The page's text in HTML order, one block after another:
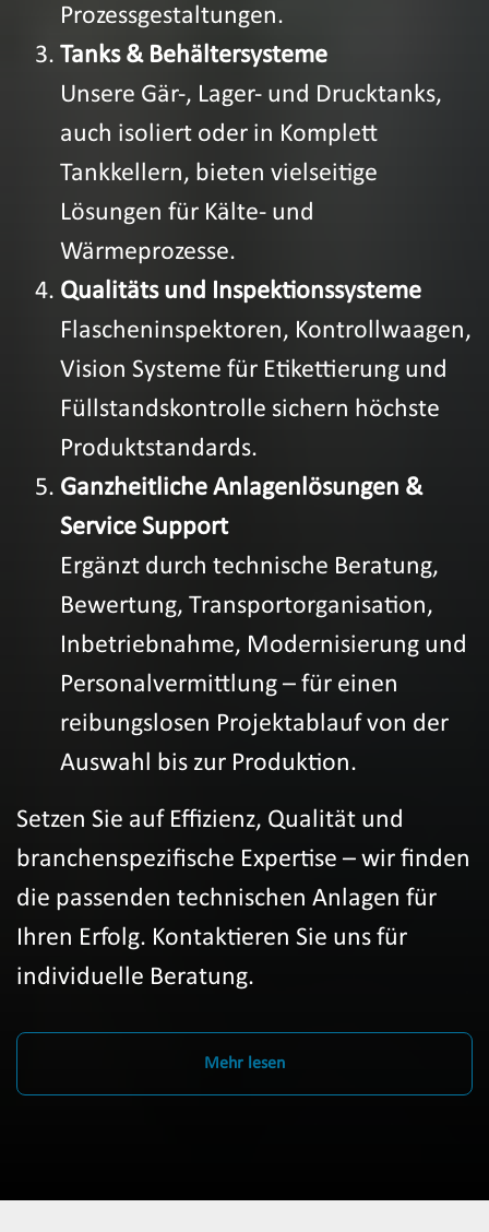
Prozessgestaltungen.
Tanks & Behältersysteme
Unsere Gär-, Lager- und Drucktanks,
auch isoliert oder in Komplett
Tankkellern, bieten vielseitige
Lösungen für Kälte- und
Wärmeprozesse.
Qualitäts und Inspektionssysteme
Flascheninspektoren, Kontrollwaagen,
Vision Systeme für Etikettierung und
Füllstandskontrolle sichern höchste
Produktstandards.
Ganzheitliche Anlagenlösungen &
Service Support
Ergänzt durch technische Beratung,
Bewertung, Transportorganisation,
Inbetriebnahme, Modernisierung und
Personalvermittlung – für einen
reibungslosen Projektablauf von der
Auswahl bis zur Produktion.
Setzen Sie auf Effizienz, Qualität und
branchenspezifische Expertise – wir finden
die passenden technischen Anlagen für
Ihren Erfolg. Kontaktieren Sie uns für
individuelle Beratung.
Mehr lesen